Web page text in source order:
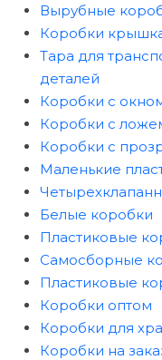
Вырубные
Коробки
Тара для
деталей
Коробки с
Коробки с
Коробки с
Маленькие
Белые коробки
Пластиковые
Самосборные
Пластиковые
Коробки оптом
Коробки для
Коробки на